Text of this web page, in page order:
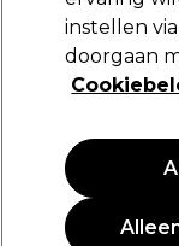
Permanent
(1
PROMOTIE
instellen via
doorgaan